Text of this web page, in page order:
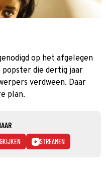
op het afgelegen
popster die dertig jaar
verdween. Daar
plan.
STREAMEN